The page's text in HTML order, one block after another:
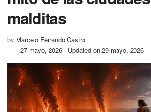
malditas
by Marcelo Ferrando Castro
27 mayo, 2026 - Updated on 29 mayo, 2026